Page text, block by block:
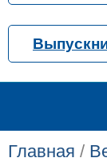
Главная /